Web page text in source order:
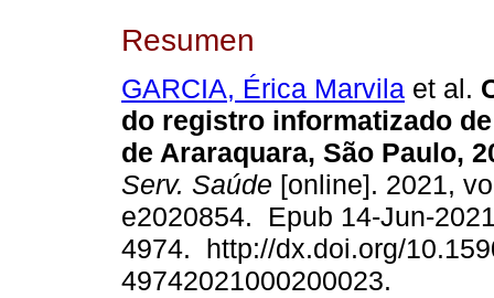
Resumen
GARCIA, Érica Marvila et al.
do registro informatizado
de Araraquara, São Paulo,
Serv. Saúde [online]. 2021,
e2020854. Epub 14-Jun-
4974. http://dx.doi.org/
49742021000200023.